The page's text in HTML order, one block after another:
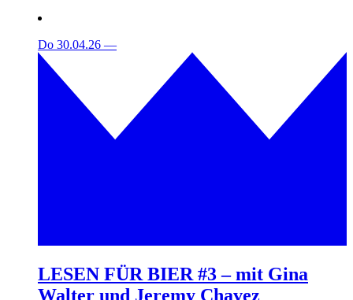
Do 30.04.26 —
LESEN FÜR BIER #3 – mit Gina
Walter und Jeremy Chavez